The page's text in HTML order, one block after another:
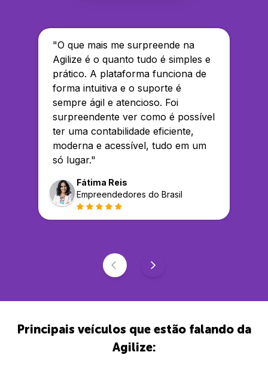
"O que mais me surpreende na
Agilize é o quanto tudo é simples e
prático. A plataforma funciona de
forma intuitiva e o suporte é
sempre ágil e atencioso. Foi
surpreendente ver como é possível
ter uma contabilidade eficiente,
moderna e acessível, tudo em um
só lugar."
Fátima Reis
Empreendedores do Brasil
Principais veículos que estão falando da
Agilize: